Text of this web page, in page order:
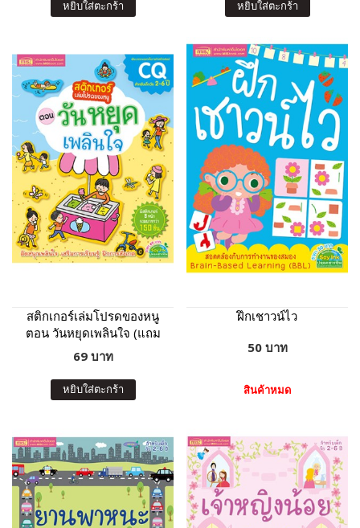
หยิบใส่ตะกร้า หยิบใส่ตะกร้า
สติกเกอร์เล่มโปรดของหนู
ตอน วันหยุดเพลินใจ (แถม
ฟรี! สติกเกอร์กว่า 150 ชิ้น)
69 บาท
หยิบใส่ตะกร้า
ฝึกเชาวน์ไว
50 บาท
สินค้าหมด